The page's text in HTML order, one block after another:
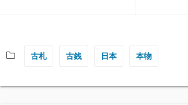
古札 古銭 日本 本物